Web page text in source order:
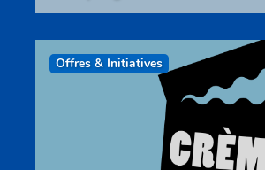
Offres & Initiatives